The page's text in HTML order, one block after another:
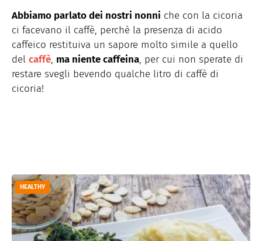
Abbiamo parlato dei nostri nonni che con la cicoria
ci facevano il caffè, perchè la presenza di acido
caffeico restituiva un sapore molto simile a quello
del caffè, ma niente caffeina, per cui non sperate di
restare svegli bevendo qualche litro di caffè di
cicoria!
HEALTHY